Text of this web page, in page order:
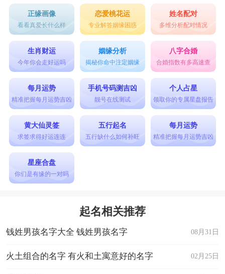
正缘画像
看看真爱长什么样
恋爱桃花运
专业解答姻缘困惑
姓名配对
多维分析配对情况
生肖财运
今年你会走好运吗
姻缘分析
揭秘你命中注定姻缘
八字合婚
合婚指数有多高速查
每月运势
精准把握每月运势吉凶
手机号码测吉凶
靓号在线测试
个人占星
领取你的专属星盘报告
黄大仙灵签
求签求得好运连连
五行起名
五行缺什么如何补旺
每月运势
精准把握每月运势吉凶
星座合盘
你们是有缘的一对吗
起名相关推荐
08月31日
钱姓男孩名字大全 钱姓男孩名字
02月25日
火土组合的名字 有火和土寓意好的名字